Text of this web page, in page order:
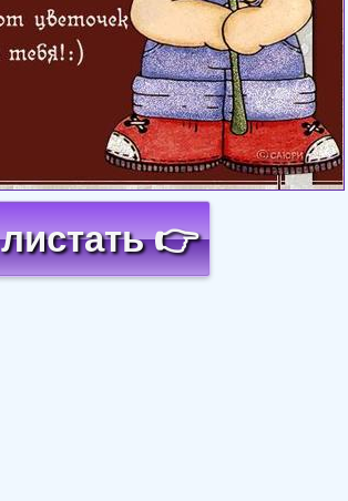
листать 👉